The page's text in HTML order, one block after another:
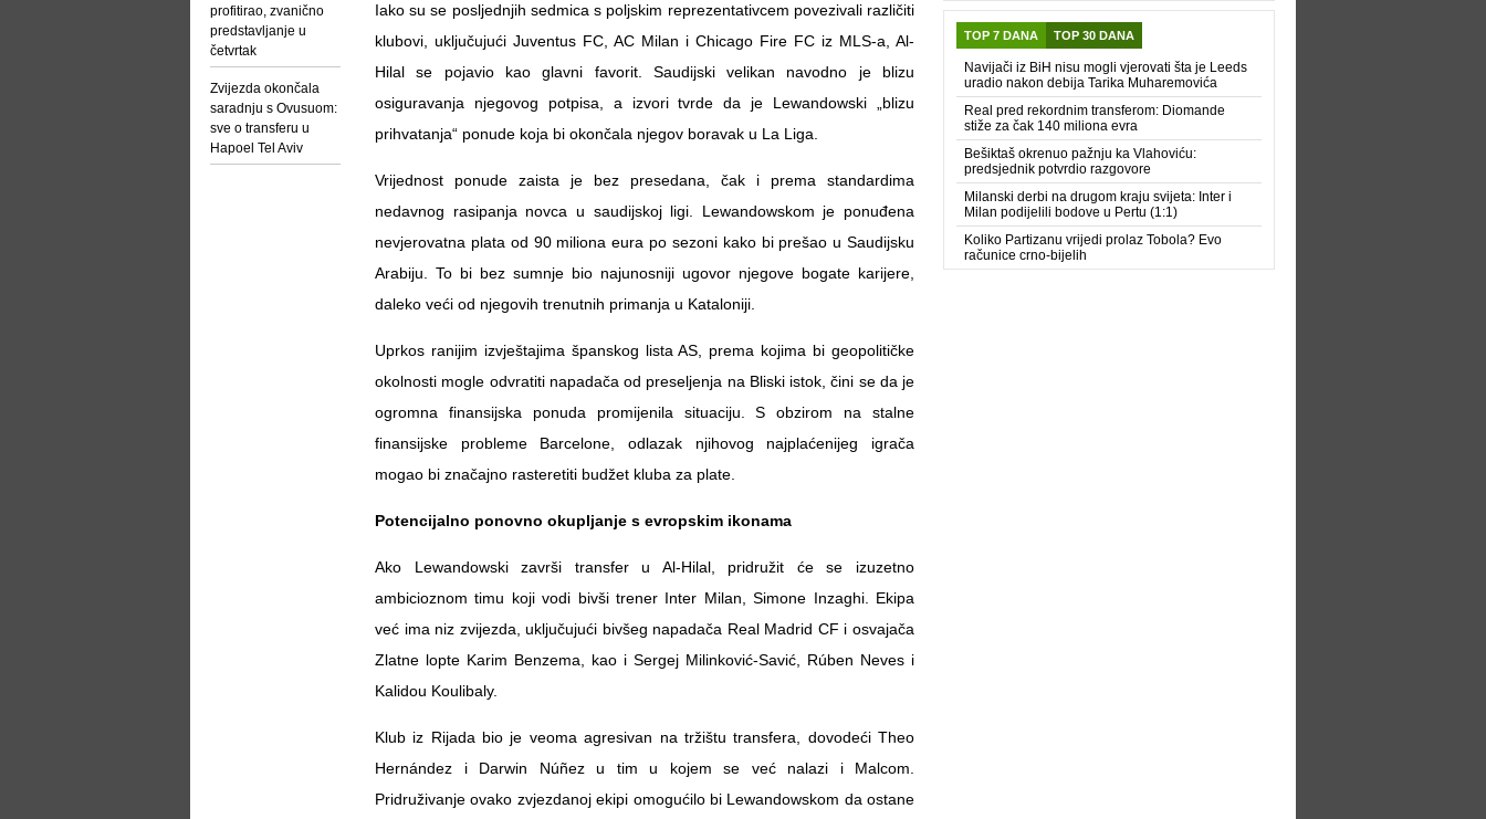
profitirao, zvanično
predstavljanje u
četvrtak
Zvijezda okončala
saradnju s Ovusuom:
sve o transferu u
Hapoel Tel Aviv
Iako su se posljednjih sedmica s poljskim reprezentativcem povezivali različiti
klubovi, uključujući Juventus FC, AC Milan i Chicago Fire FC iz MLS-a, Al-
Hilal se pojavio kao glavni favorit. Saudijski velikan navodno je blizu
osiguravanja njegovog potpisa, a izvori tvrde da je Lewandowski „blizu
prihvatanja“ ponude koja bi okončala njegov boravak u La Liga.
Vrijednost ponude zaista je bez presedana, čak i prema standardima
nedavnog rasipanja novca u saudijskoj ligi. Lewandowskom je ponuđena
nevjerovatna plata od 90 miliona eura po sezoni kako bi prešao u Saudijsku
Arabiju. To bi bez sumnje bio najunosniji ugovor njegove bogate karijere,
daleko veći od njegovih trenutnih primanja u Kataloniji.
Uprkos ranijim izvještajima španskog lista AS, prema kojima bi geopolitičke
okolnosti mogle odvratiti napadača od preseljenja na Bliski istok, čini se da je
ogromna finansijska ponuda promijenila situaciju. S obzirom na stalne
finansijske probleme Barcelone, odlazak njihovog najplaćenijeg igrača
mogao bi značajno rasteretiti budžet kluba za plate.
Potencijalno ponovno okupljanje s evropskim ikonama
Ako Lewandowski završi transfer u Al-Hilal, pridružit će se izuzetno
ambicioznom timu koji vodi bivši trener Inter Milan, Simone Inzaghi. Ekipa
već ima niz zvijezda, uključujući bivšeg napadača Real Madrid CF i osvajača
Zlatne lopte Karim Benzema, kao i Sergej Milinković-Savić, Rúben Neves i
Kalidou Koulibaly.
Klub iz Rijada bio je veoma agresivan na tržištu transfera, dovodeći Theo
Hernández i Darwin Núñez u tim u kojem se već nalazi i Malcom.
Pridruživanje ovako zvjezdanoj ekipi omogućilo bi Lewandowskom da ostane
TOP 7 DANA TOP 30 DANA
Navijači iz BiH nisu mogli vjerovati šta je Leeds
uradio nakon debija Tarika Muharemovića
Real pred rekordnim transferom: Diomande
stiže za čak 140 miliona evra
Bešiktaš okrenuo pažnju ka Vlahoviću:
predsjednik potvrdio razgovore
Milanski derbi na drugom kraju svijeta: Inter i
Milan podijelili bodove u Pertu (1:1)
Koliko Partizanu vrijedi prolaz Tobola? Evo
računice crno-bijelih